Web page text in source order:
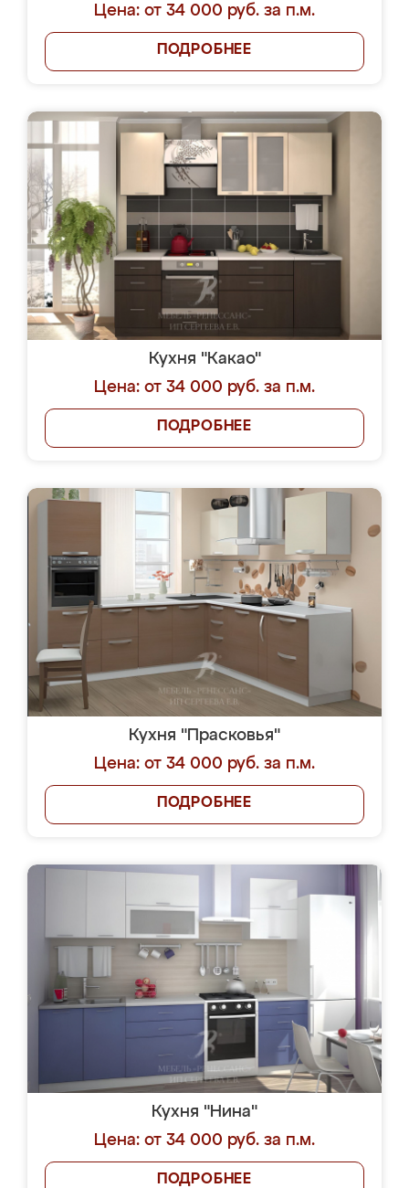
Цена: от 34 000 руб. за п.м.
ПОДРОБНЕЕ
Кухня "Какао"
Цена: от 34 000 руб. за п.м.
ПОДРОБНЕЕ
Кухня "Прасковья"
Цена: от 34 000 руб. за п.м.
ПОДРОБНЕЕ
Кухня "Нина"
Цена: от 34 000 руб. за п.м.
ПОДРОБНЕЕ